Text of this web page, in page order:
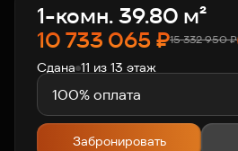
Контакты
Связаться с нами
+7 812 703-55-55
1-комн. 39.80 м²
10 733 065₽15 332 950₽
Сдана 11 из 13 этаж
100% оплата
Забронировать